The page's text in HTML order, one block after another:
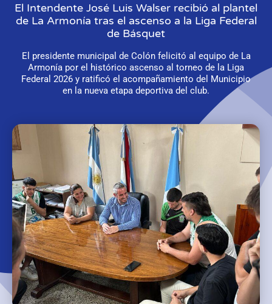
El Intendente José Luis Walser recibió al plantel
de La Armonía tras el ascenso a la Liga Federal
de Básquet
El presidente municipal de Colón felicitó al equipo de La
Armonía por el histórico ascenso al torneo de la Liga
Federal 2026 y ratificó el acompañamiento del Municipio
en la nueva etapa deportiva del club.